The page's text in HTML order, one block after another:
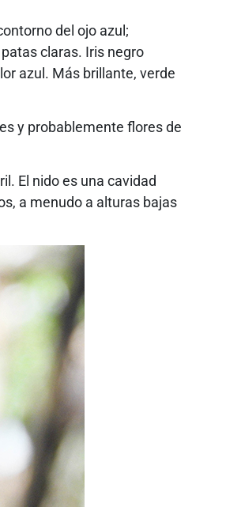
del ojo azul;
claras. Iris negro
azul. Más brillante, verde
y probablemente flores de
El nido es una cavidad
a menudo a alturas bajas